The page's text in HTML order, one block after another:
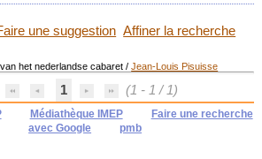
une suggestion Affiner la recherche
het nederlandse cabaret /Jean-Louis Pisuisse
1 (1 - 1 / 1)
Médiathèque IMEP
Faire une recherche
avec Google
pmb